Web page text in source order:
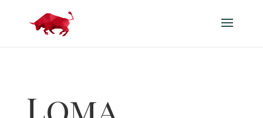
Loma